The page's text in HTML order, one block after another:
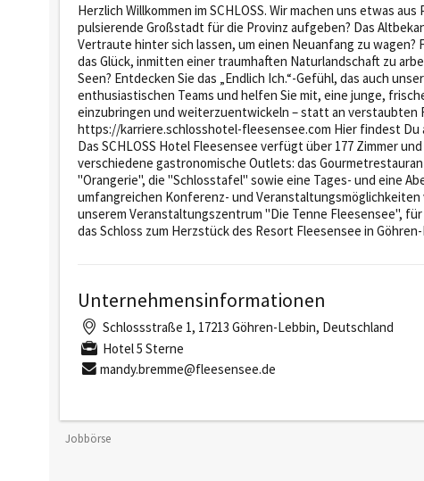
Herzlich Willkommen im SCHLOSS. Wir machen uns etwas
pulsierende Großstadt für die Provinz aufgeben? Das
Vertraute hinter sich lassen, um einen Neuanfang zu
das Glück, inmitten einer traumhaften Naturlandschaft zu
Seen? Entdecken Sie das „Endlich Ich.“-Gefühl, das auch
enthusiastischen Teams und helfen Sie mit, eine junge,
einzubringen und weiterzuentwickeln – statt an verstaubten
https://karriere.schlosshotel-fleesensee.com Hier findest Du
Das SCHLOSS Hotel Fleesensee verfügt über 177 Zimmer
verschiedene gastronomische Outlets: das
"Orangerie", die "Schlosstafel" sowie eine Tages- und eine
umfangreichen Konferenz- und
unserem Veranstaltungszentrum "Die Tenne Fleesensee",
das Schloss zum Herzstück des Resort Fleesensee in
Unternehmensinformationen
Schlossstraße 1, 17213 Göhren-Lebbin, Deutschland
Hotel 5 Sterne
mandy.bremme@fleesensee.de
Jobbörse